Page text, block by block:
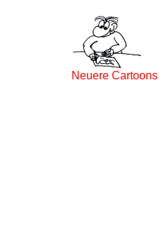
Neuere Cartoons